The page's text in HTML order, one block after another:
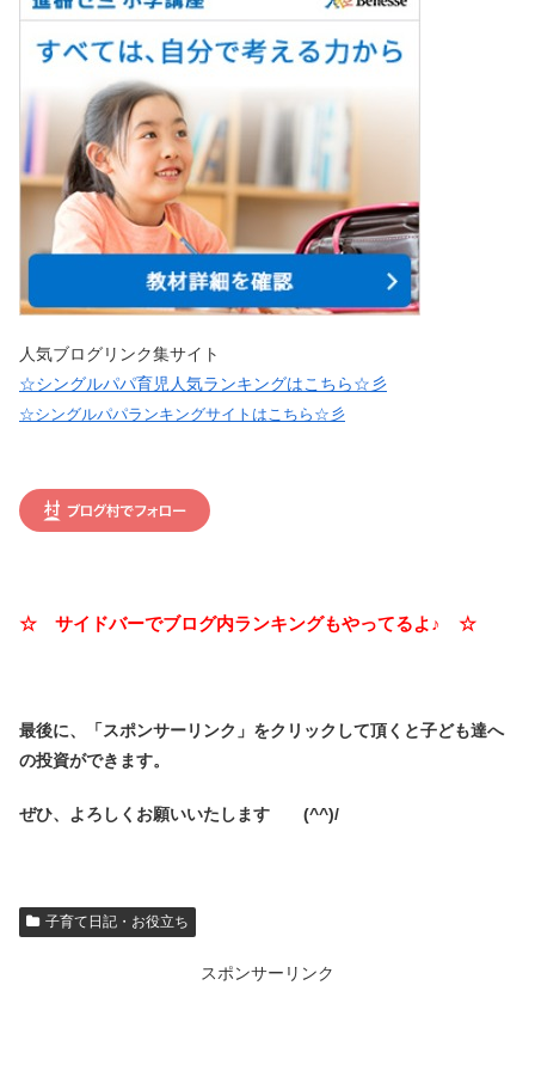
人気ブログリンク集サイト
☆シングルパパ育児人気ランキングはこちら☆彡
☆シングルパパランキングサイトはこちら☆彡
☆ サイドバーでブログ内ランキングもやってるよ♪ ☆
最後に、「スポンサーリンク」をクリックして頂くと子ども達へ
の投資ができます。
ぜひ、よろしくお願いいたします (^^)/
子育て日記・お役立ち
スポンサーリンク